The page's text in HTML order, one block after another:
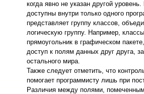
когда явно не указан другой
доступны внутри только одного
представляет группу классов,
логическую группу. Например,
прямоугольник в графическом
доступ к полям данных друг друга,
остального мира.
Также следует отметить, что
помогает программисту лишь при
Различия между полями,